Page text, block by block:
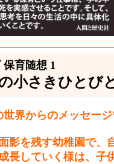
保育随想 1
小さきひとび
世界からのメッセージ
影を残す幼稚園で、
長していく様は、子